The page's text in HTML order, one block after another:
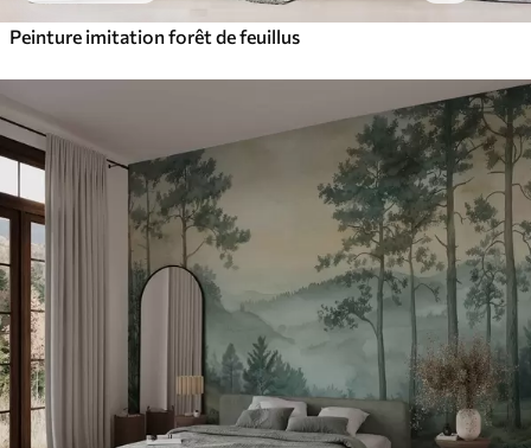
Peinture imitation forêt de feuillus